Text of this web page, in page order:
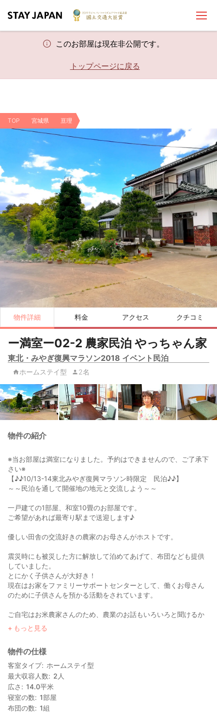
このお部屋は現在非公開です。
トップページに戻る
TOP 宮城県 亘理
物件詳細 料金 アクセス クチコミ
ー満室ー02-2 農家民泊 やっちゃん家
東北・みやぎ復興マラソン2018 イベント民泊
ホームステイ型 2名
物件の紹介
※当お部屋は満室になりました。予約はできませんので、ご了承下
さい※
【♪♪10/13-14東北みやぎ復興マラソン時限定 民泊♪♪】
～～民泊を通して開催地の地元と交流しよう～～
一戸建ての1部屋、和室10畳のお部屋です。
ご希望があれば最寄り駅まで送迎します♪
優しい田舎の交流好きの農家のお母さんがホストです。
震災時にも被災した方に解放して泊めてあげて、布団なども提供
していました。
とにかく子供さんが大好き！
現在はお家をファミリーサポートセンターとして、働くお母さん
のために子供さんを預かる活動をされています。
ご自宅はお米農家さんのため、農業のお話もいろいろと聞けるか
と思います。
また、スポーツ好きのご夫妻なので、特にゴルフや卓球などのお
なんだか夏休みに田舎のお家に泊まった気分のような、そんなホ
ッとするお家です。
リビングルーム、キッチン、洗濯機、洗濯乾燥機ご自由に利用で
きます。
もっと見る
物件の仕様
客室タイプ
ホームステイ型
最大収容人数
2 人
広さ
14.0平米
寝室の数
1部屋
布団の数
1組